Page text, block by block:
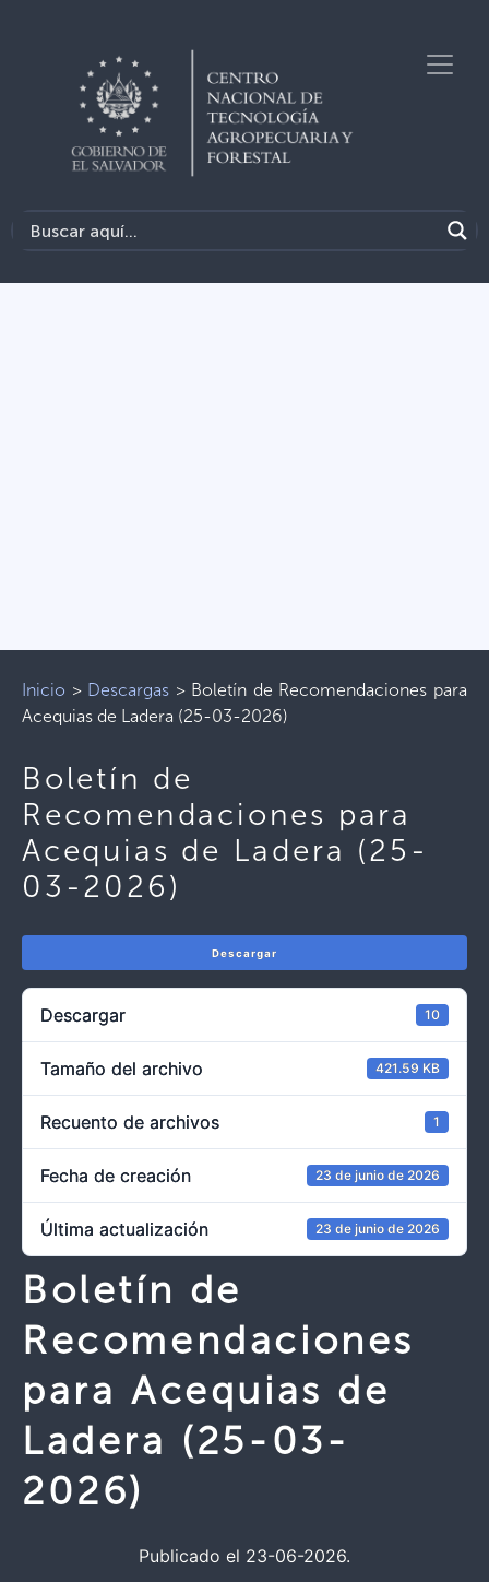
Inicio > Descargas > Boletín de Recomendaciones para
Acequias de Ladera (25-03-2026)
Boletín de
Recomendaciones para
Acequias de Ladera (25-
03-2026)
Descargar
Descargar 10
Tamaño del archivo 421.59 KB
Recuento de archivos 1
Fecha de creación 23 de junio de 2026
Última actualización 23 de junio de 2026
Boletín de
Recomendaciones
para Acequias de
Ladera (25-03-
2026)
Publicado el 23-06-2026.